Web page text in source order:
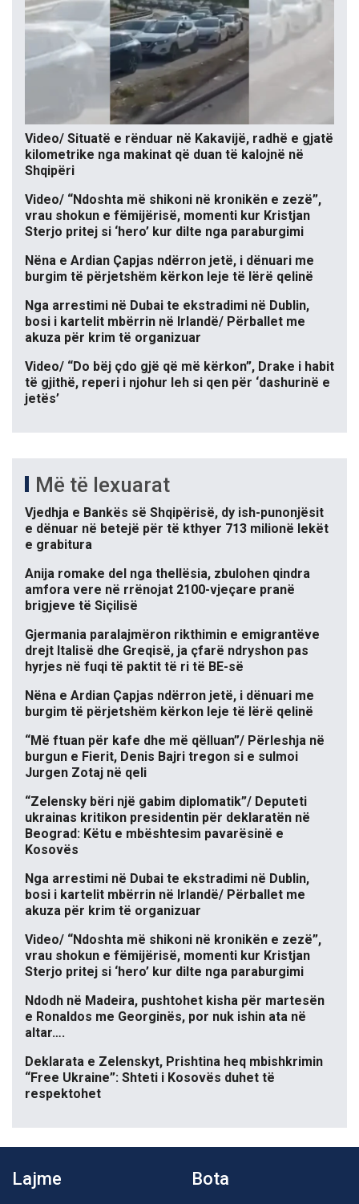
Video/ Situatë e rënduar në Kakavijë, radhë e gjatë
kilometrike nga makinat që duan të kalojnë në
Shqipëri
Video/ “Ndoshta më shikoni në kronikën e zezë”,
vrau shokun e fëmijërisë, momenti kur Kristjan
Sterjo pritej si ‘hero’ kur dilte nga paraburgimi
Nëna e Ardian Çapjas ndërron jetë, i dënuari me
burgim të përjetshëm kërkon leje të lërë qelinë
Nga arrestimi në Dubai te ekstradimi në Dublin,
bosi i kartelit mbërrin në Irlandë/ Përballet me
akuza për krim të organizuar
Video/ “Do bëj çdo gjë që më kërkon”, Drake i habit
të gjithë, reperi i njohur leh si qen për ‘dashurinë e
jetës’
Më të lexuarat
Vjedhja e Bankës së Shqipërisë, dy ish-punonjësit
e dënuar në betejë për të kthyer 713 milionë lekët
e grabitura
Anija romake del nga thellësia, zbulohen qindra
amfora vere në rrënojat 2100-vjeçare pranë
brigjeve të Siçilisë
Gjermania paralajmëron rikthimin e emigrantëve
drejt Italisë dhe Greqisë, ja çfarë ndryshon pas
hyrjes në fuqi të paktit të ri të BE-së
Nëna e Ardian Çapjas ndërron jetë, i dënuari me
burgim të përjetshëm kërkon leje të lërë qelinë
“Më ftuan për kafe dhe më qëlluan”/ Përleshja në
burgun e Fierit, Denis Bajri tregon si e sulmoi
Jurgen Zotaj në qeli
“Zelensky bëri një gabim diplomatik”/ Deputeti
ukrainas kritikon presidentin për deklaratën në
Beograd: Këtu e mbështesim pavarësinë e
Kosovës
Nga arrestimi në Dubai te ekstradimi në Dublin,
bosi i kartelit mbërrin në Irlandë/ Përballet me
akuza për krim të organizuar
Video/ “Ndoshta më shikoni në kronikën e zezë”,
vrau shokun e fëmijërisë, momenti kur Kristjan
Sterjo pritej si ‘hero’ kur dilte nga paraburgimi
Ndodh në Madeira, pushtohet kisha për martesën
e Ronaldos me Georginës, por nuk ishin ata në
altar….
Deklarata e Zelenskyt, Prishtina heq mbishkrimin
“Free Ukraine”: Shteti i Kosovës duhet të
respektohet
Lajme Bota